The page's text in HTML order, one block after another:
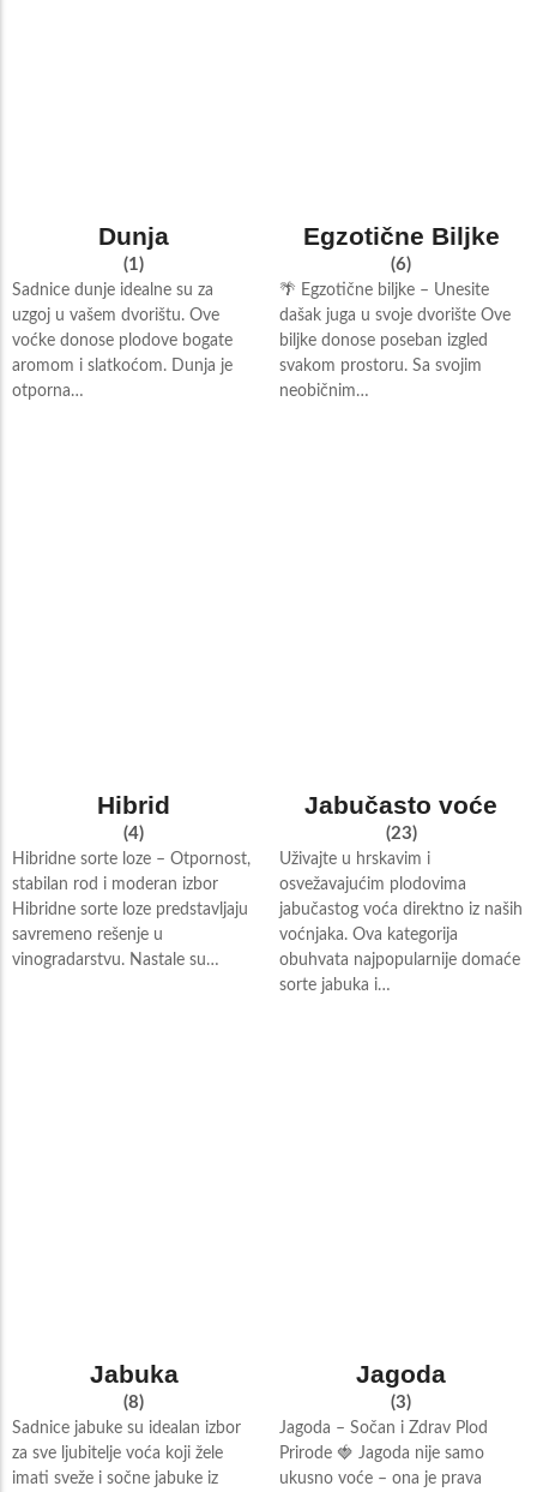
Dunja
(1)
Sadnice dunje idealne su za
uzgoj u vašem dvorištu. Ove
voćke donose plodove bogate
aromom i slatkoćom. Dunja je
otporna…
Egzotične Biljke
(6)
🌴 Egzotične biljke – Unesite
dašak juga u svoje dvorište Ove
biljke donose poseban izgled
svakom prostoru. Sa svojim
neobičnim…
Hibrid
(4)
Hibridne sorte loze – Otpornost,
stabilan rod i moderan izbor
Hibridne sorte loze predstavljaju
savremeno rešenje u
vinogradarstvu. Nastale su…
Jabučasto voće
(23)
Uživajte u hrskavim i
osvežavajućim plodovima
jabučastog voća direktno iz naših
voćnjaka. Ova kategorija
obuhvata najpopularnije domaće
sorte jabuka i…
Jabuka
(8)
Sadnice jabuke su idealan izbor
za sve ljubitelje voća koji žele
imati sveže i sočne jabuke iz
Jagoda
(3)
Jagoda – Sočan i Zdrav Plod
Prirode 🍓 Jagoda nije samo
ukusno voće – ona je prava